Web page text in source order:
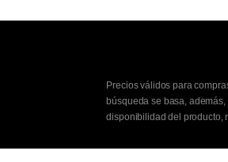
Precios válidos para
búsqueda se basa,
disponibilidad del producto,